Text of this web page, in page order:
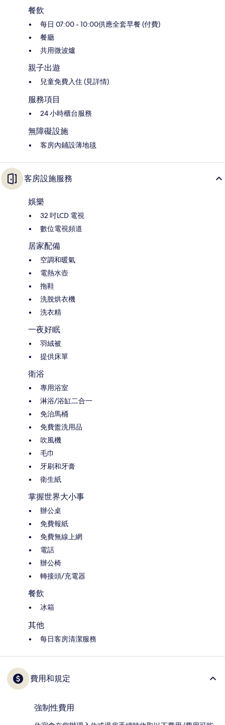
餐飲
每日 07:00 - 10:00供應全套早餐 (付費)
餐廳
共用微波爐
親子出遊
兒童免費入住 (見詳情)
服務項目
24 小時櫃台服務
無障礙設施
客房內鋪設薄地毯
客房設施服務
娛樂
32 吋LCD 電視
數位電視頻道
居家配備
空調和暖氣
電熱水壺
拖鞋
洗脫烘衣機
洗衣精
一夜好眠
羽絨被
提供床單
衛浴
專用浴室
淋浴/浴缸二合一
免治馬桶
免費盥洗用品
吹風機
毛巾
牙刷和牙膏
衛生紙
掌握世界大小事
辦公桌
免費報紙
免費無線上網
電話
辦公椅
轉接頭/充電器
餐飲
冰箱
其他
每日客房清潔服務
費用和規定
強制性費用